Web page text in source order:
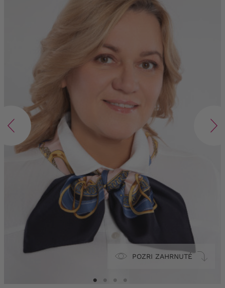
POZRI ZAHRNUTÉ